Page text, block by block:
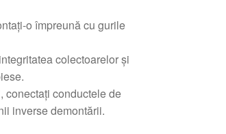
o împreună cu gurile
colectoarelor și
conectați conductele de
inverse demontării.